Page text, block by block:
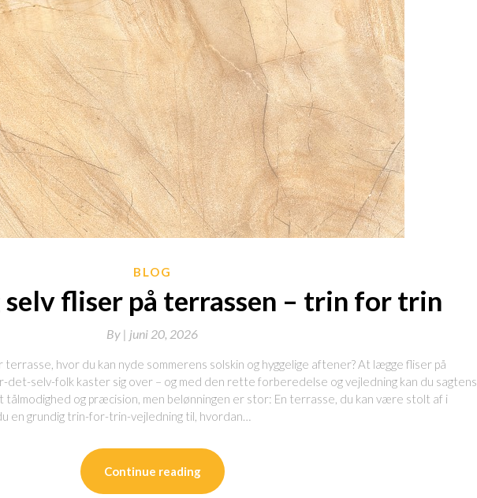
BLOG
fliser på terrassen – trin for trin
By | juni 20, 2026
hvor du kan nyde sommerens solskin og hyggelige aftener? At lægge fliser på
det-selv-folk kaster sig over – og med den rette forberedelse og vejledning kan du sagtens
og præcision, men belønningen er stor: En terrasse, du kan være stolt af i
en grundig trin-for-trin-vejledning til, hvordan…
Continue reading